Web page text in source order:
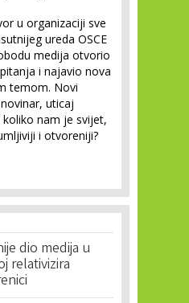
u organizaciji sve
ureda OSCE
medija otvorio
i najavio nova
temom. Novi
uticaj
nam je svijet,
i otvoreniji?
dio medija u
relativizira